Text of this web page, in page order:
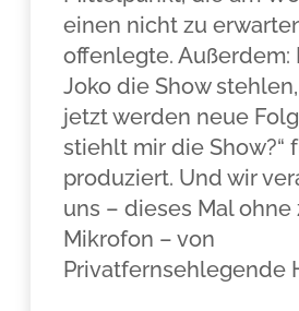
einen nicht zu
offenlegte. Außerdem:
Joko die Show
jetzt werden neue
stiehlt mir die Show?“
produziert. Und wir
uns – dieses Mal ohne
Mikrofon – von
Privatfernsehlegende